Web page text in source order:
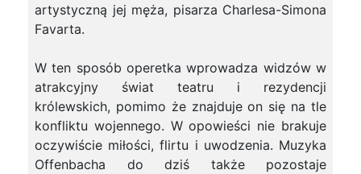
artystyczną jej męża, pisarza Charlesa-Simona
Favarta.
W ten sposób operetka wprowadza widzów w
atrakcyjny świat teatru i rezydencji
królewskich, pomimo że znajduje on się na tle
konfliktu wojennego. W opowieści nie brakuje
oczywiście miłości, flirtu i uwodzenia. Muzyka
Offenbacha do dziś także pozostaje